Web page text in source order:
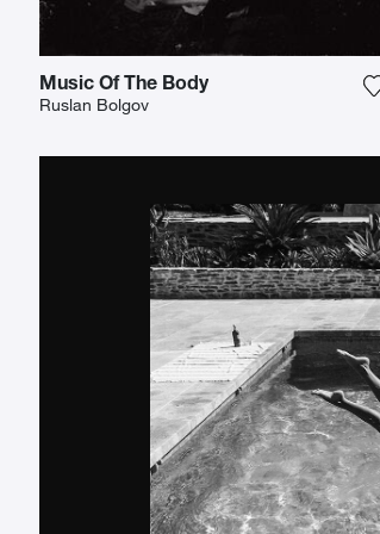
Music Of The Body
Ruslan Bolgov